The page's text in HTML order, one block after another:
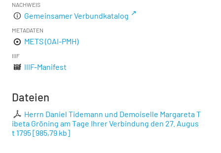
NACHWEIS
Gemeinsamer Verbundkatalog
METADATEN
METS (OAI-PMH)
IIIF
IIIF-Manifest
Dateien
Herrn Daniel Tidemann und Demoiselle Margareta T
ibeta Gröning am Tage Ihrer Verbindung den 27. Augus
t 1795[985,79 kb]